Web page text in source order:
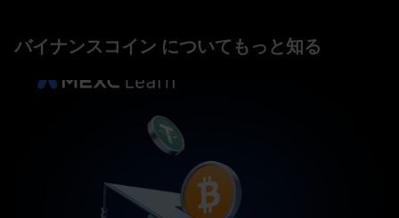
バイナンスコイン についてもっと知る